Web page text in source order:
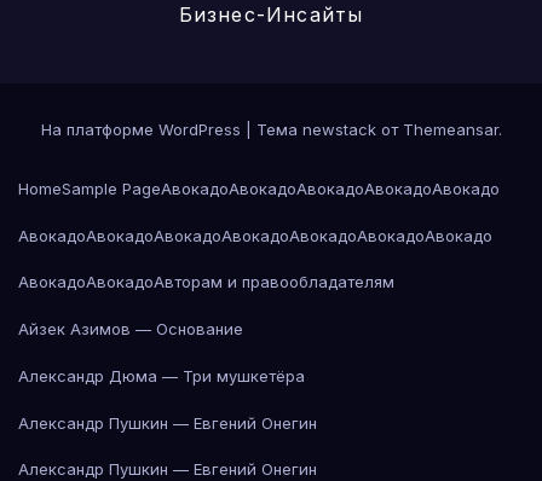
Бизнес-Инсайты
На платформе WordPress Тема newstack от Themeansar.
HomeSample PageАвокадоАвокадоАвокадоАвокадоАвокадо
АвокадоАвокадоАвокадоАвокадоАвокадоАвокадоАвокадо
АвокадоАвокадоАвторам и правообладателям
Айзек Азимов — Основание
Александр Дюма — Три мушкетёра
Александр Пушкин — Евгений Онегин
Александр Пушкин — Евгений Онегин